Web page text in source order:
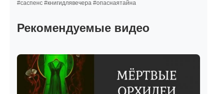
#саспенс #книгидлявечера #опаснаятайна
Рекомендуемые видео